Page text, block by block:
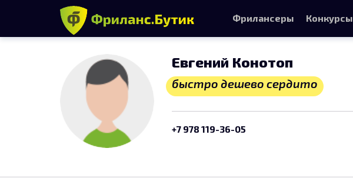
Евгений Конотоп
быстро дешево сердито
+7 978 119-36-05
Фрилансеры Конкурсы